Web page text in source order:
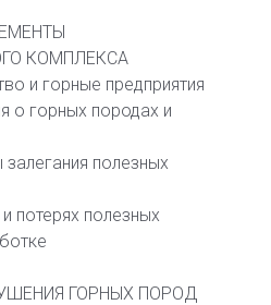
КОМПЛЕКСА
и горные предприятия
о горных породах и
полезных
потерях полезных
ГОРНЫХ ПОРОД